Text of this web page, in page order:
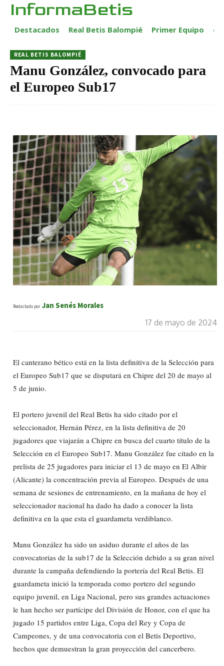
InformaBetis
Destacados Real Betis Balompié Primer Equipo
REAL BETIS BALOMPIÉ
Manu González, convocado para
el Europeo Sub17
Redactado por Jan Senés Morales
17 de mayo de 2024
El canterano bético está en la lista definitiva de la Selección para
el Europeo Sub17 que se disputará en Chipre del 20 de mayo al
5 de junio.
El portero juvenil del Real Betis ha sido citado por el
seleccionador, Hernán Pérez, en la lista definitiva de 20
jugadores que viajarán a Chipre en busca del cuarto título de la
Selección en el Europeo Sub17. Manu González fue citado en la
prelista de 25 jugadores para iniciar el 13 de mayo en El Albir
(Alicante) la concentración previa al Europeo. Después de una
semana de sesiones de entrenamiento, en la mañana de hoy el
seleccionador nacional ha dado ha dado a conocer la lista
definitiva en la que esta el guardameta verdiblanco.
Manu González ha sido un asiduo durante el años de las
convocatorias de la sub17 de la Selección debido a su gran nivel
durante la campaña defendiendo la portería del Real Betis. El
guardameta inició la temporada como portero del segundo
equipo juvenil, en Liga Nacional, pero sus grandes actuaciones
le han hecho ser partícipe del División de Honor, con el que ha
jugado 15 partidos entre Liga, Copa del Rey y Copa de
Campeones, y de una convocatoria con el Betis Deportivo,
hechos que demuestran la gran proyección del cancerbero.